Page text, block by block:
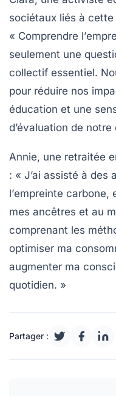
sociétaux liés à
« Comprendre l’
seulement une
collectif essentiel.
pour réduire nos
éducation et une
d’évaluation de notre
Annie, une retraitée
: « J’ai assisté à des
l’empreinte carbone,
mes ancêtres et au
comprenant les
optimiser ma
augmenter ma
quotidien. »
Partager :